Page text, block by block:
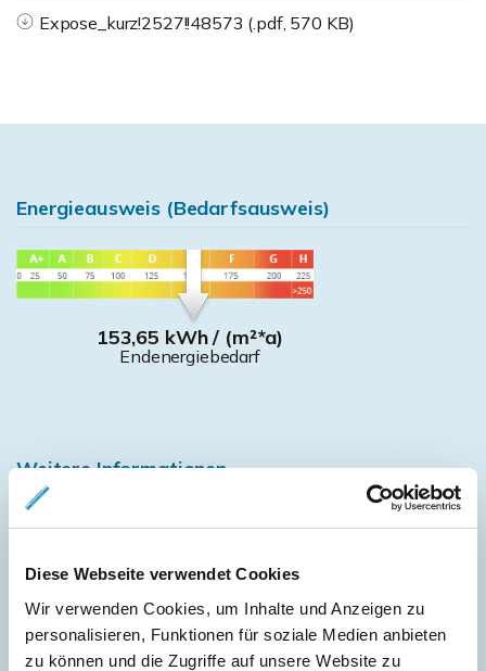
Diese Webseite verwendet Cookies
Wir verwenden Cookies, um Inhalte und Anzeigen zu
personalisieren, Funktionen für soziale Medien anbieten
zu können und die Zugriffe auf unsere Website zu
Expose_kurz!2527!!48573 (.pdf, 570 KB)
Energieausweis (Bedarfsausweis)
153,65 kWh / (m²*a)
Endenergiebedarf
Weitere Informationen
Wesentlicher Energieträger
GAS
Energieausweis Werteklasse
Energieausweis Baujahr
1964
Energieausweis Gebäudeart
Wohngebäude